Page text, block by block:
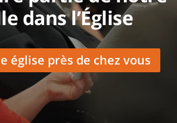
dans l’Église
église près de chez vous